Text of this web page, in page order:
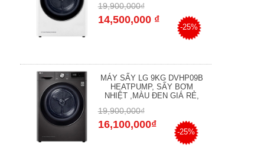
19,900,000₫
14,500,000 ₫
-25%
MÁY SẤY LG 9KG DVHP09B
HEATPUMP, SẤY BƠM
NHIỆT ,MÀU ĐEN GIÁ RẺ,
19,900,000₫
16,100,000₫
-25%